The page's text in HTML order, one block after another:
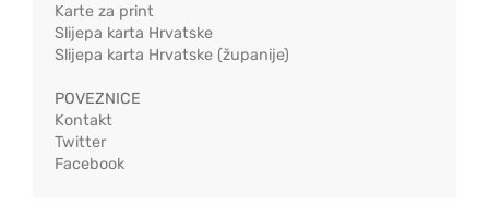
Karte za print
Slijepa karta Hrvatske
Slijepa karta Hrvatske (županije)
POVEZNICE
Kontakt
Twitter
Facebook